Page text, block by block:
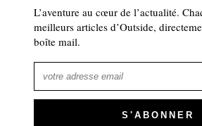
L’aventure au cœur de l’actualité.
meilleurs articles d’Outside,
boîte mail.